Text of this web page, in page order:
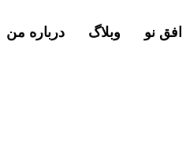
افق نو وبلاگ درباره من